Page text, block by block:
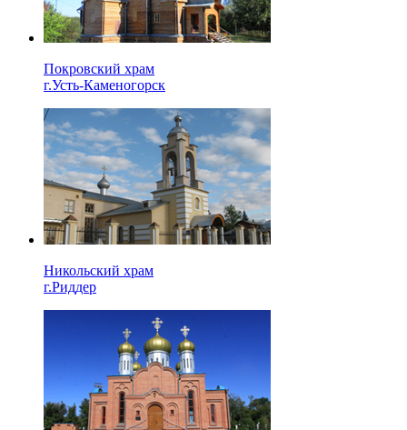
Покровский храм
г.Усть-Каменогорск
Никольский храм
г.Риддер